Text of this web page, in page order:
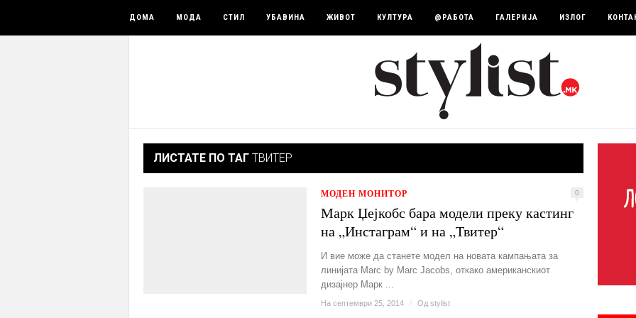
ДОМА МОДА СТИЛ УБАВИНА ЖИВОТ КУЛТУРА @РАБОТА ГАЛЕРИЈА ИЗЛОГ
ЛИСТАТЕ ПО ТАГ ТВИТЕР
МОДЕН МОНИТОР 0
Марк Џејкобс бара модели преку кастинг
на „Инстаграм“ и на „Твитер“
И вие може да станете модел на новата кампањата за
линијата Marc by Marc Jacobs, откако американскиот
дизајнер Марк ...
На септември 25, 2014 / Од stylist